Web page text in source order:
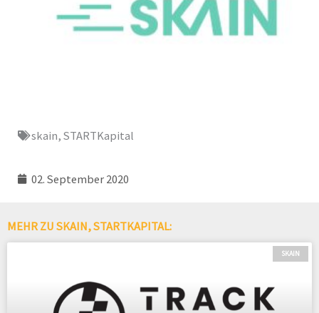
skain, STARTKapital
02. September 2020
MEHR ZU SKAIN, STARTKAPITAL:
SKAIN